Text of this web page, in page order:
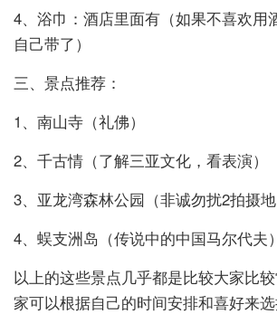
4、浴巾：酒店里面有（如果不喜欢用
自己带了）
三、景点推荐：
1、南山寺（礼佛）
2、千古情（了解三亚文化，看表演）
3、亚龙湾森林公园（非诚勿扰2拍摄地
4、蜈支洲岛（传说中的中国马尔代夫）
以上的这些景点几乎都是比较大家比
家可以根据自己的时间安排和喜好来选